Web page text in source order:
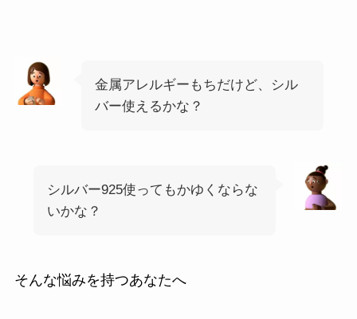
金属アレルギーもちだけど、シル
バー使えるかな？
シルバー925使ってもかゆくならな
いかな？
そんな悩みを持つあなたへ